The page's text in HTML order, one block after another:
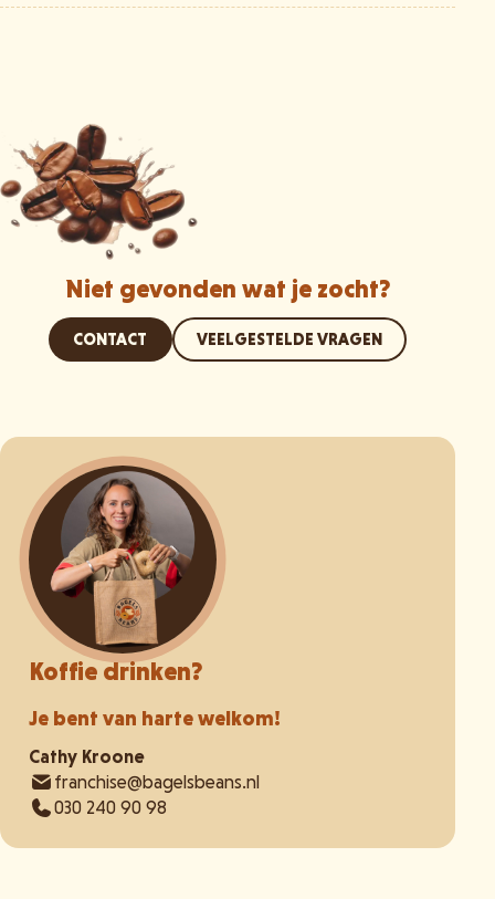
Niet gevonden wat je zocht?
CONTACT VEELGESTELDE VRAGEN
Koffie drinken?
Je bent van harte welkom!
Cathy Kroone
franchise@bagelsbeans.nl
030 240 90 98